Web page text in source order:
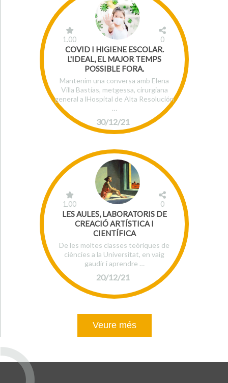
30/12/21
1.00 0
COVID I HIGIENE ESCOLAR.
L'IDEAL, EL MAJOR TEMPS
POSSIBLE FORA.
Mantenim una conversa amb Elena
Villa Bastías, metgessa, cirurgiana
general a lHospital de Alta Resolución
…
20/12/21
1.00 0
LES AULES, LABORATORIS DE
CREACIÓ ARTÍSTICA I
CIENTÍFICA
De les moltes classes teòriques de
ciències a la Universitat, en vaig
gaudir i aprendre …
Veure més